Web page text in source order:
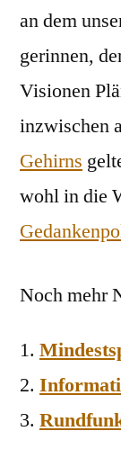
an dem
gerinnen,
Visionen
inzwischen
Gehirns
wohl in die
Noch mehr